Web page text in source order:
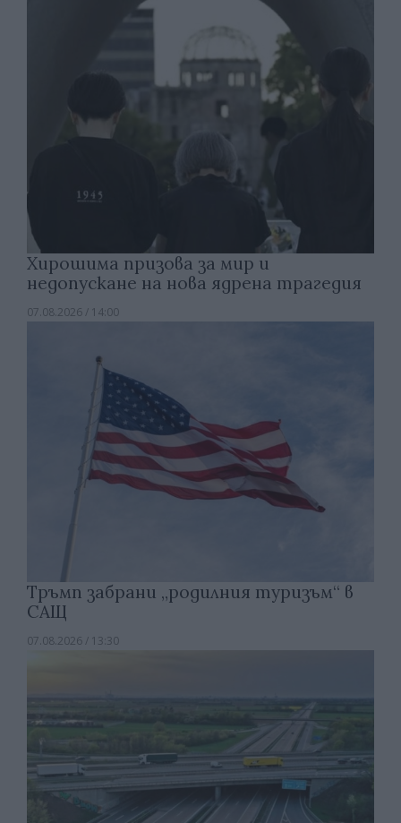
Хирошима призова за мир и
недопускане на нова ядрена трагедия
07.08.2026 / 14:00
Тръмп забрани „родилния туризъм“ в
САЩ
07.08.2026 / 13:30